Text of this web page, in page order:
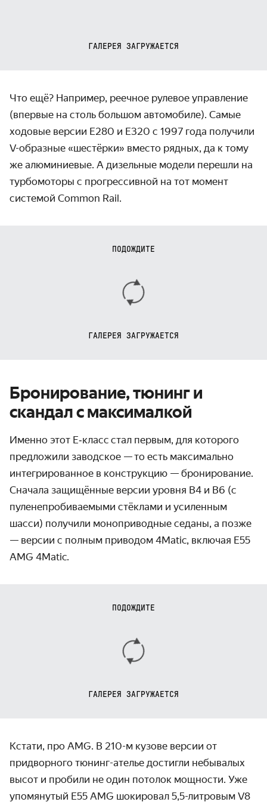
ГАЛЕРЕЯ ЗАГРУЖАЕТСЯ
Что ещё? Например, реечное рулевое управление
(впервые на столь большом автомобиле). Самые
ходовые версии E280 и E320 с 1997 года получили
V-образные «шестёрки» вместо рядных, да к тому
же алюминиевые. А дизельные модели перешли на
турбомоторы с прогрессивной на тот момент
системой Common Rail.
ПОДОЖДИТЕ
ГАЛЕРЕЯ ЗАГРУЖАЕТСЯ
Бронирование, тюнинг и
скандал с максималкой
Именно этот E‑класс стал первым, для которого
предложили заводское — то есть максимально
интегрированное в конструкцию — бронирование.
Сначала защищённые версии уровня B4 и B6 (с
пуленепробиваемыми стёклами и усиленным
шасси͏) получили моноприводные седаны, а позже
— версии с полным приводом 4Matic, включая E55
AMG 4Matic͏.
ПОДОЖДИТЕ
ГАЛЕРЕЯ ЗАГРУЖАЕТСЯ
Кстати, про AMG. В 210-м кузове версии от
придворного тюнинг-ателье достигли небывалых
высот и пробили не один потолок мощности. Уже
упомянутый E55 AMG шокировал 5,5-литровым V8